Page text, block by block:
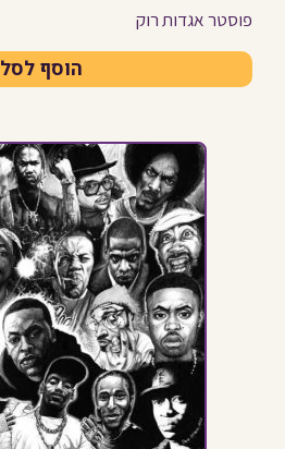
פוסטר אגדות רוק
הוסף לסל